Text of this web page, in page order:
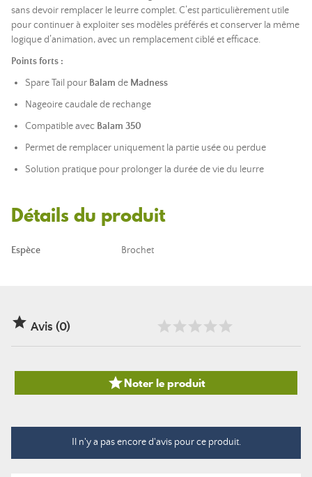
sans devoir remplacer le leurre complet. C’est particulièrement utile
pour continuer à exploiter ses modèles préférés et conserver la même
logique d’animation, avec un remplacement ciblé et efficace.
Points forts :
Spare Tail pour Balam de Madness
Nageoire caudale de rechange
Compatible avec Balam 350
Permet de remplacer uniquement la partie usée ou perdue
Solution pratique pour prolonger la durée de vie du leurre
Détails du produit
Espèce Brochet
 Avis (0)
Noter le produit
Il n'y a pas encore d'avis pour ce produit.